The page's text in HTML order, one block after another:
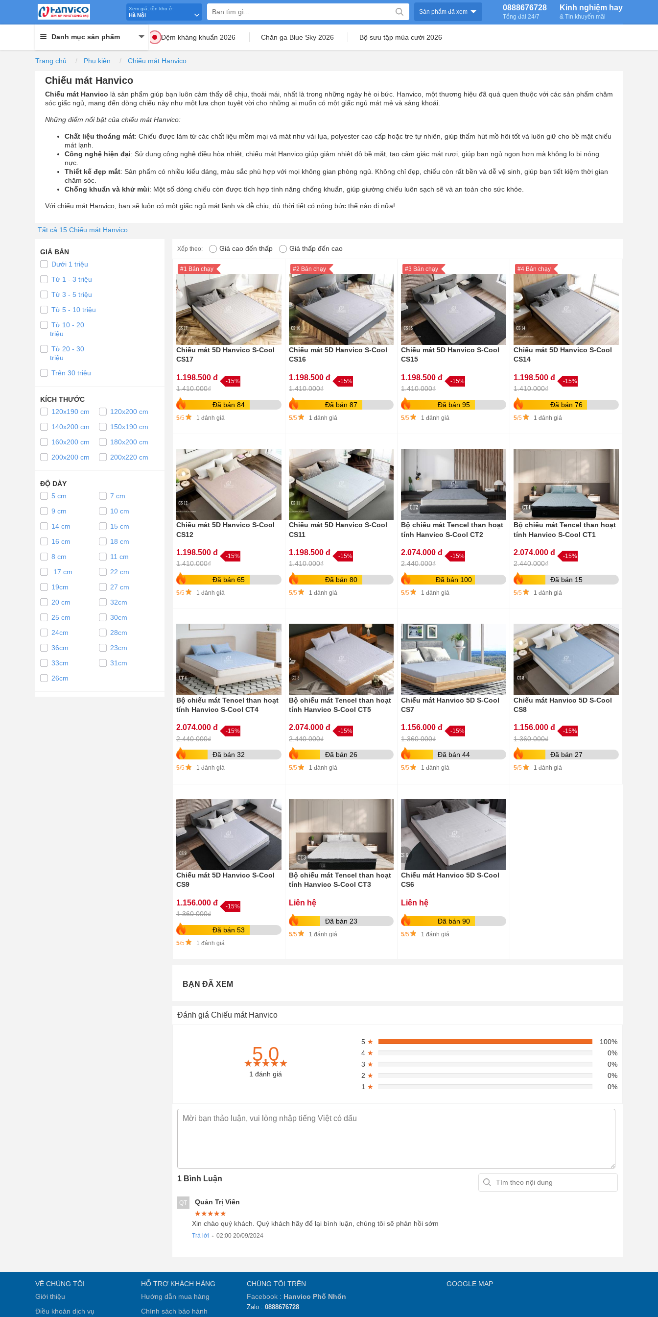
Xem giá, tồn kho ở:
Hà Nội Sản phẩm đã xem Kinh nghiệm hay
& Tin khuyến mãi
0888676728
Tổng đài 24/7
Danh mục sản phẩm Đệm kháng khuẩn 2026 Chăn ga Blue Sky 2026 Bộ sưu tập mùa cưới 2026
Trang chủ Phụ kiện Chiếu mát Hanvico
Chiếu mát Hanvico
Chiếu mát Hanvico là sản phẩm giúp bạn luôn cảm thấy dễ chịu, thoải mái, nhất là trong những ngày hè oi bức. Hanvico, một thương hiệu đã quá quen thuộc với các sản phẩm chăm
sóc giấc ngủ, mang đến dòng chiếu này như một lựa chọn tuyệt vời cho những ai muốn có một giấc ngủ mát mẻ và sảng khoái.
Những điểm nổi bật của chiếu mát Hanvico:
Chất liệu thoáng mát: Chiếu được làm từ các chất liệu mềm mại và mát như vải lụa, polyester cao cấp hoặc tre tự nhiên, giúp thấm hút mồ hôi tốt và luôn giữ cho bề mặt chiếu
mát lạnh.
Công nghệ hiện đại: Sử dụng công nghệ điều hòa nhiệt, chiếu mát Hanvico giúp giảm nhiệt độ bề mặt, tạo cảm giác mát rượi, giúp bạn ngủ ngon hơn mà không lo bị nóng
nực.
Thiết kế đẹp mắt: Sản phẩm có nhiều kiểu dáng, màu sắc phù hợp với mọi không gian phòng ngủ. Không chỉ đẹp, chiếu còn rất bền và dễ vệ sinh, giúp bạn tiết kiệm thời gian
chăm sóc.
Chống khuẩn và khử mùi: Một số dòng chiếu còn được tích hợp tính năng chống khuẩn, giúp giường chiếu luôn sạch sẽ và an toàn cho sức khỏe.
Với chiếu mát Hanvico, bạn sẽ luôn có một giấc ngủ mát lành và dễ chịu, dù thời tiết có nóng bức thế nào đi nữa!
Tất cả 15 Chiếu mát Hanvico
Xếp theo: Giá cao đến thấp Giá thấp đến cao
#1 Bán chạy
Chiếu mát 5D Hanvico S-Cool
CS17
1.198.500 đ
1.410.000₫
-15%
Đã bán 84
5/5 1 đánh giá
#2 Bán chạy
Chiếu mát 5D Hanvico S-Cool
CS16
1.198.500 đ
1.410.000₫
-15%
Đã bán 87
5/5 1 đánh giá
#3 Bán chạy
Chiếu mát 5D Hanvico S-Cool
CS15
1.198.500 đ
1.410.000₫
-15%
Đã bán 95
5/5 1 đánh giá
#4 Bán chạy
Chiếu mát 5D Hanvico S-Cool
CS14
1.198.500 đ
1.410.000₫
-15%
Đã bán 76
5/5 1 đánh giá
Chiếu mát 5D Hanvico S-Cool
CS12
1.198.500 đ
1.410.000₫
-15%
Đã bán 65
5/5 1 đánh giá
Chiếu mát 5D Hanvico S-Cool
CS11
1.198.500 đ
1.410.000₫
-15%
Đã bán 80
5/5 1 đánh giá
Bộ chiếu mát Tencel than hoạt
tính Hanvico S-Cool CT2
2.074.000 đ
2.440.000₫
-15%
Đã bán 100
5/5 1 đánh giá
Bộ chiếu mát Tencel than hoạt
tính Hanvico S-Cool CT1
2.074.000 đ
2.440.000₫
-15%
Đã bán 15
5/5 1 đánh giá
Bộ chiếu mát Tencel than hoạt
tính Hanvico S-Cool CT4
2.074.000 đ
2.440.000₫
-15%
Đã bán 32
5/5 1 đánh giá
Bộ chiếu mát Tencel than hoạt
tính Hanvico S-Cool CT5
2.074.000 đ
2.440.000₫
-15%
Đã bán 26
5/5 1 đánh giá
Chiếu mát Hanvico 5D S-Cool
CS7
1.156.000 đ
1.360.000₫
-15%
Đã bán 44
5/5 1 đánh giá
Chiếu mát Hanvico 5D S-Cool
CS8
1.156.000 đ
1.360.000₫
-15%
Đã bán 27
5/5 1 đánh giá
Chiếu mát 5D Hanvico S-Cool
CS9
1.156.000 đ
1.360.000₫
-15%
Đã bán 53
5/5 1 đánh giá
Bộ chiếu mát Tencel than hoạt
tính Hanvico S-Cool CT3
Liên hệ
Đã bán 23
5/5 1 đánh giá
Chiếu mát Hanvico 5D S-Cool
CS6
Liên hệ
Đã bán 90
5/5 1 đánh giá
BẠN ĐÃ XEM
Đánh giá Chiếu mát Hanvico
5.0
★★★★★
★★★★★
★★★★★
1 đánh giá
5 ★
100%
4 ★
0%
3 ★
0%
2 ★
0%
1 ★ 0%
1 Bình Luận
QT Quản Trị Viên
★★★★★
★★★★★
★★★★★
Xin chào quý khách. Quý khách hãy để lại bình luận, chúng tôi sẽ phản hồi sớm
Trả lời ● 02:00 20/09/2024
GIÁ BÁN
Dưới 1 triệu
Từ 1 - 3 triệu
Từ 3 - 5 triệu
Từ 5 - 10 triệu
Từ 10 - 20
triệu
Từ 20 - 30
triệu
Trên 30 triệu
KÍCH THƯỚC
120x190 cm
120x200 cm
140x200 cm
150x190 cm
160x200 cm
180x200 cm
200x200 cm
200x220 cm
ĐỘ DÀY
5 cm
7 cm
9 cm
10 cm
14 cm
15 cm
16 cm
18 cm
8 cm
11 cm
17 cm
22 cm
19cm
27 cm
20 cm
32cm
25 cm
30cm
24cm
28cm
36cm
23cm
33cm
31cm
26cm
VỀ CHÚNG TÔI
Giới thiệu
Điều khoản dịch vụ
HỖ TRỢ KHÁCH HÀNG
Hướng dẫn mua hàng
Chính sách bảo hành
CHÚNG TÔI TRÊN
Facebook : Hanvico Phố Nhổn
Zalo : 0888676728
GOOGLE MAP